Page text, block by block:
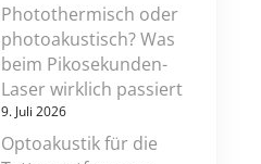
Photothermisch oder
photoakustisch? Was
beim Pikosekunden-
Laser wirklich passiert
9. Juli 2026
Optoakustik für die